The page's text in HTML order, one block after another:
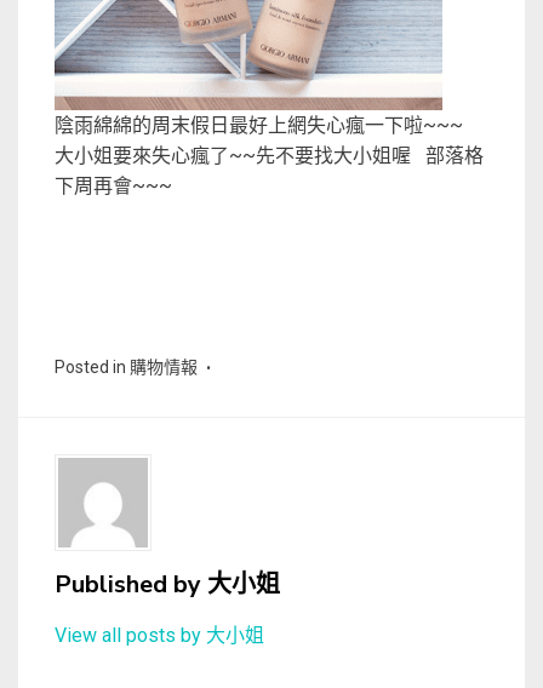
陰雨綿綿的周末假日最好上網失心瘋一下啦~~~
大小姐要來失心瘋了~~先不要找大小姐喔 部落格
下周再會~~~
Posted in 購物情報
Published by大小姐
View all posts by 大小姐